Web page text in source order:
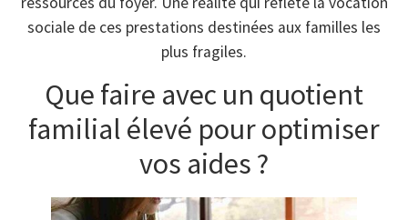
sociale de ces prestations destinées aux familles les
plus fragiles.
Que faire avec un quotient
familial élevé pour optimiser
vos aides ?